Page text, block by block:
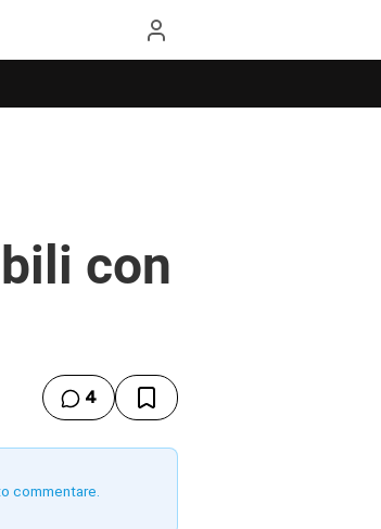
con
4
commentare.